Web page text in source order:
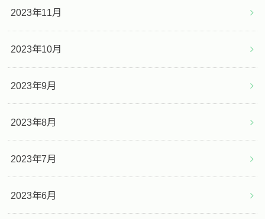
2023年11月
2023年10月
2023年9月
2023年8月
2023年7月
2023年6月